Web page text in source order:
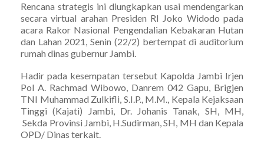
Rencana strategis ini diungkapkan usai mendengarkan
secara virtual arahan Presiden RI Joko Widodo pada
acara Rakor Nasional Pengendalian Kebakaran Hutan
dan Lahan 2021, Senin (22/2) bertempat di auditorium
rumah dinas gubernur Jambi.
Hadir pada kesempatan tersebut Kapolda Jambi Irjen
Pol A. Rachmad Wibowo, Danrem 042 Gapu, Brigjen
TNI Muhammad Zulkifli, S.I.P., M.M., Kepala Kejaksaan
Tinggi (Kajati) Jambi, Dr. Johanis Tanak, SH, MH,
Sekda Provinsi Jambi, H.Sudirman, SH, MH dan Kepala
OPD/ Dinas terkait.